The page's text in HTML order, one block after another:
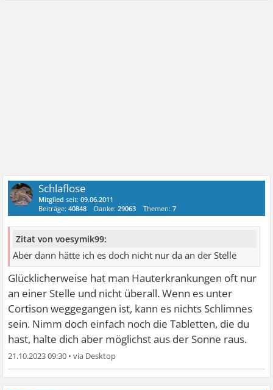
Schlaflose
Mitglied seit:09.06.2011
Beiträge:40848 Danke:29063 Themen:7
Zitat von voesymik99:
Aber dann hätte ich es doch nicht nur da an der Stelle
Glücklicherweise hat man Hauterkrankungen oft nur
an einer Stelle und nicht überall. Wenn es unter
Cortison weggegangen ist, kann es nichts Schlimnes
sein. Nimm doch einfach noch die Tabletten, die du
hast, halte dich aber möglichst aus der Sonne raus.
21.10.2023 09:30 •